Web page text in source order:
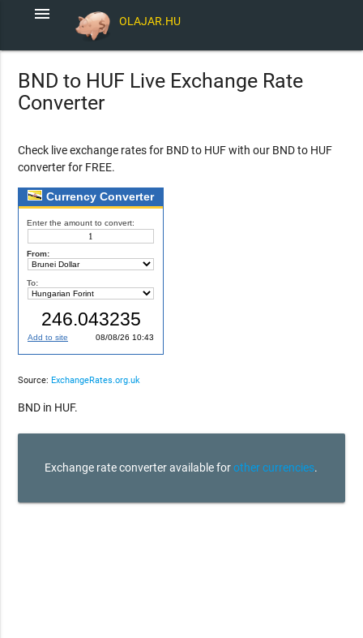
OLAJAR.HU
menu
BND to HUF Live Exchange Rate
Converter
Check live exchange rates for BND to HUF with our BND to HUF
converter for FREE.
Source:ExchangeRates.org.uk
BND in HUF.
Exchange rate converter available forother currencies.